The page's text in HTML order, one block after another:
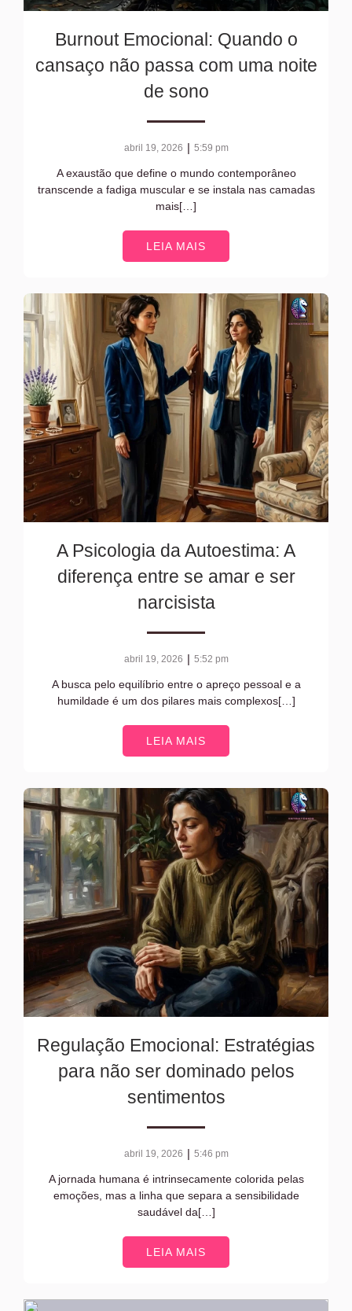
Burnout Emocional: Quando o
cansaço não passa com uma noite
de sono
abril 19, 2026 | 5:59 pm
A exaustão que define o mundo contemporâneo
transcende a fadiga muscular e se instala nas camadas
mais[…]
LEIA MAIS
A Psicologia da Autoestima: A
diferença entre se amar e ser
narcisista
abril 19, 2026 | 5:52 pm
A busca pelo equilíbrio entre o apreço pessoal e a
humildade é um dos pilares mais complexos[…]
LEIA MAIS
Regulação Emocional: Estratégias
para não ser dominado pelos
sentimentos
abril 19, 2026 | 5:46 pm
A jornada humana é intrinsecamente colorida pelas
emoções, mas a linha que separa a sensibilidade
saudável da[…]
LEIA MAIS